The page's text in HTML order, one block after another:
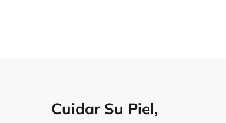
Cuidar Su Piel,